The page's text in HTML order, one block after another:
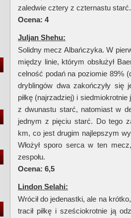
zaledwie cztery z czternastu starć.
Ocena: 4
Juljan Shehu:
Solidny mecz Albańczyka. W
między linie, którym obsłużył
celność podań na poziomie 89%
dryblingów dwa zakończyły się
piłkę (najrzadziej) i siedmiokrotnie
z dwunastu starć, natomiast w
jednym z pięciu starć. Do tego
km, co jest drugim najlepszym
Włożył sporo serca w ten
zespołu.
Ocena: 6,5
Lindon Selahi:
Wrócił do jedenastki, ale na
tracił piłkę i sześciokrotnie ją